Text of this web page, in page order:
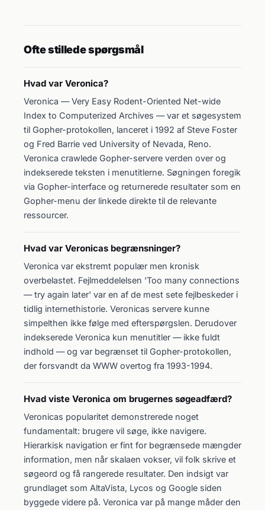
Ofte stillede spørgsmål
Hvad var Veronica?
Veronica — Very Easy Rodent-Oriented Net-wide
Index to Computerized Archives — var et søgesystem
til Gopher-protokollen, lanceret i 1992 af Steve Foster
og Fred Barrie ved University of Nevada, Reno.
Veronica crawlede Gopher-servere verden over og
indekserede teksten i menutitlerne. Søgningen foregik
via Gopher-interface og returnerede resultater som en
Gopher-menu der linkede direkte til de relevante
ressourcer.
Hvad var Veronicas begrænsninger?
Veronica var ekstremt populær men kronisk
overbelastet. Fejlmeddelelsen 'Too many connections
— try again later' var en af de mest sete fejlbeskeder i
tidlig internethistorie. Veronicas servere kunne
simpelthen ikke følge med efterspørgslen. Derudover
indekserede Veronica kun menutitler — ikke fuldt
indhold — og var begrænset til Gopher-protokollen,
der forsvandt da WWW overtog fra 1993-1994.
Hvad viste Veronica om brugernes søgeadfærd?
Veronicas popularitet demonstrerede noget
fundamentalt: brugere vil søge, ikke navigere.
Hierarkisk navigation er fint for begrænsede mængder
information, men når skalaen vokser, vil folk skrive et
søgeord og få rangerede resultater. Den indsigt var
grundlaget som AltaVista, Lycos og Google siden
byggede videre på. Veronica var på mange måder den